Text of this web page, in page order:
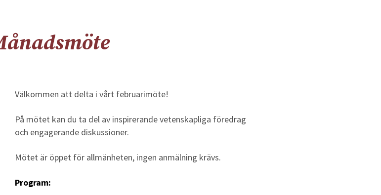
Välkommen att delta i vårt februarimöte!
På mötet kan du ta del av inspirerande vetenskapliga föredrag
och engagerande diskussioner.
Mötet är öppet för allmänheten, ingen anmälning krävs.
Program: